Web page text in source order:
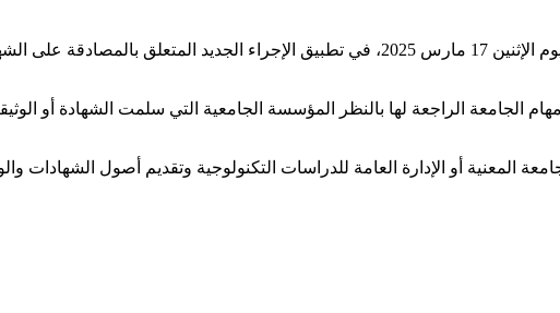
تنطلق وزارة التعليم العالي والبحث العلمي بداية من اليوم الإثنين 17 مارس 2025، في
الراجعة لها بالنظر المؤسسة الجامعية التي سلمت الشهادة أو الوثيقة